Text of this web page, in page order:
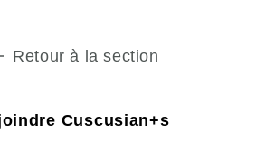
Retour à la section
Cuscusian+s